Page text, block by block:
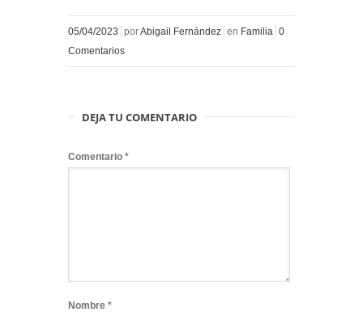
05/04/2023 porAbigail Fernández en Familia 0
Comentarios
DEJA TU COMENTARIO
Comentario *
Nombre *